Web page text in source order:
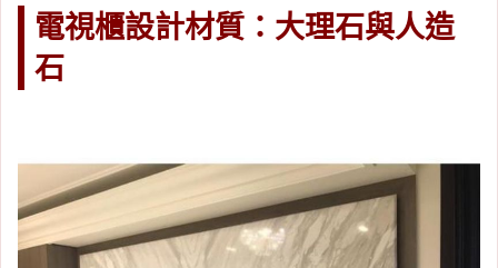
電視櫃設計材質：大理石與人造
石